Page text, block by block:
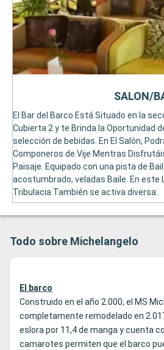
El Bar del Barco Está Situado en la
Cubierta 2 y te Brinda la Oportunidad
selección de bebidas. En El Salón,
Componeros de Vije Mentras
Paisaje. Equipado con una pista de
acostumbrado, veladas Baile. En este
Tribulacia También se activa diversa.
SALON/
Todo sobre Michelangelo
El barco
Construido en el año 2.000, el MS
completamente remodelado en
eslora por 11,4 de manga y cuenta
camarotes permiten que el barco